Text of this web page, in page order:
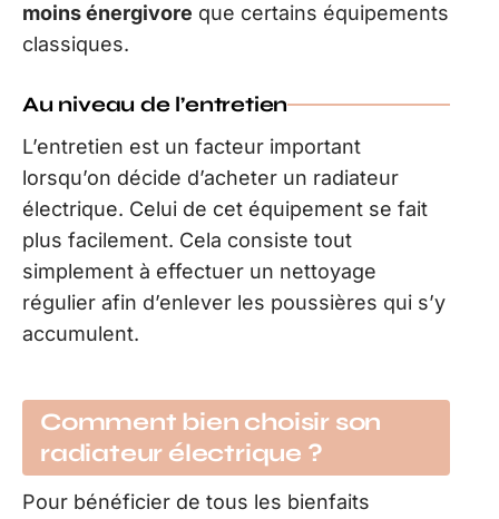
moins énergivore que certains équipements
classiques.
Au niveau de l’entretien
L’entretien est un facteur important
lorsqu’on décide d’acheter un radiateur
électrique. Celui de cet équipement se fait
plus facilement. Cela consiste tout
simplement à effectuer un nettoyage
régulier afin d’enlever les poussières qui s’y
accumulent.
Comment bien choisir son
radiateur électrique ?
Pour bénéficier de tous les bienfaits